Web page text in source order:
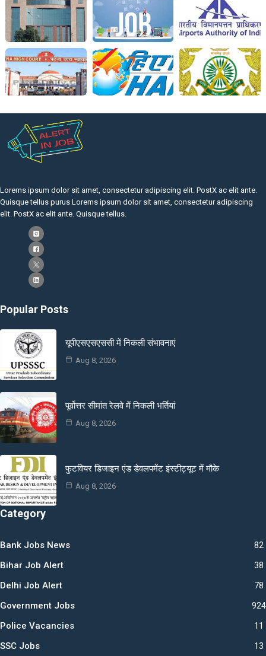
Lorems ipsum dolor sit amet, consectetur adipiscing elit. PostX ac elit ante.
Quisque tellus purus Lorems ipsum dolor sit amet, consectetur adipiscing
elit. PostX ac elit ante. Quisque tellus.
Popular Posts
यूपीएसएसएससी में निकली संभावनाएं
Aug 8, 2026
पूर्वोत्तर सीमांत रेलवे में निकली भर्तियां
Aug 8, 2026
फुटवियर डिजाइन एंड डेवलपमेंट इंस्टीट्यूट में मौके
Aug 8, 2026
Category
Bank Jobs News 82
Bihar Job Alert 38
Delhi Job Alert 78
Government Jobs 924
Police Vacancies 11
SSC Jobs 13